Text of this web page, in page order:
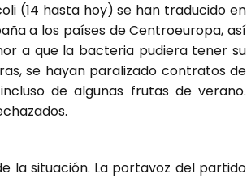
(14 hasta hoy) se han traducido en
a los países de Centroeuropa, así
a que la bacteria pudiera tener su
se hayan paralizado contratos de
de algunas frutas de verano.
la situación. La portavoz del partido